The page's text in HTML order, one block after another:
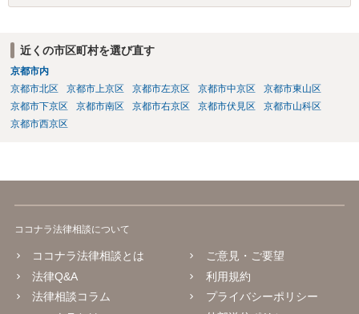
てもいいかもしれません。
近くの市区町村を選び直す
京都市内
京都市北区
京都市上京区 京都市左京区 京都市中京区
京都市東山区
京都市下京区
京都市南区 京都市右京区 京都市伏見区
京都市山科区
京都市西京区
ココナラ法律相談について
ココナラ法律相談とは
法律Q&A
法律相談コラム
ご意見・ご要望
利用規約
プライバシーポリシー